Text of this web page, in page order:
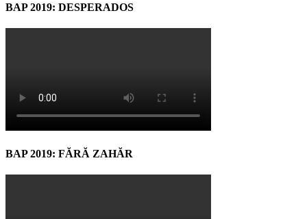
BAP 2019: DESPERADOS
BAP 2019: FĂRĂ ZAHĂR